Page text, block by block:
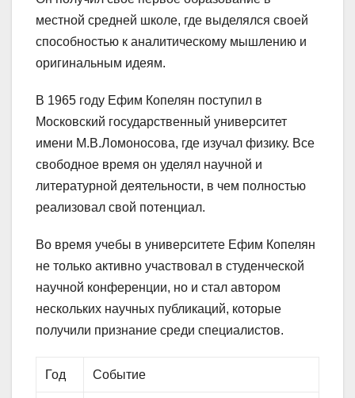
местной средней школе, где выделялся своей
способностью к аналитическому мышлению и
оригинальным идеям.
В 1965 году Ефим Копелян поступил в
Московский государственный университет
имени М.В.Ломоносова, где изучал физику. Все
свободное время он уделял научной и
литературной деятельности, в чем полностью
реализовал свой потенциал.
Во время учебы в университете Ефим Копелян
не только активно участвовал в студенческой
научной конференции, но и стал автором
нескольких научных публикаций, которые
получили признание среди специалистов.
Год Событие